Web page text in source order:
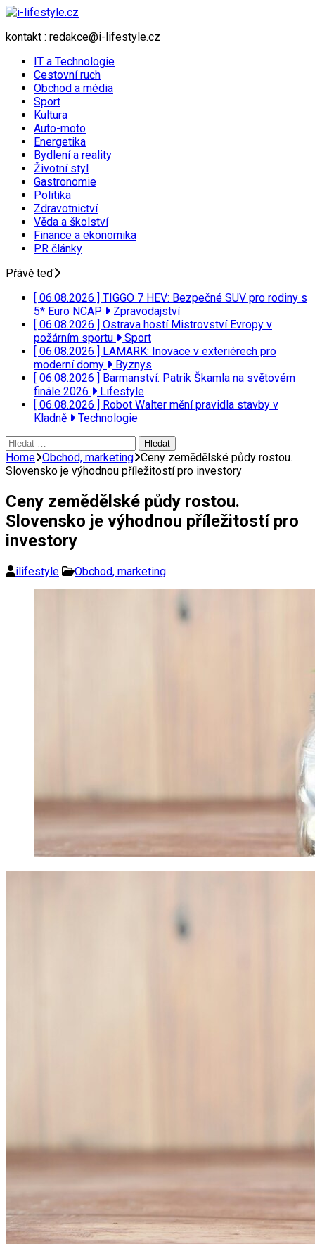
kontakt : redakce@i-lifestyle.cz
IT a Technologie
Cestovní ruch
Obchod a média
Sport
Kultura
Auto-moto
Energetika
Bydlení a reality
Životní styl
Gastronomie
Politika
Zdravotnictví
Věda a školství
Finance a ekonomika
PR články
Přávě teď
[ 06.08.2026 ] TIGGO 7 HEV: Bezpečné SUV pro rodiny s
5* Euro NCAP
Zpravodajství
[ 06.08.2026 ] Ostrava hostí Mistrovství Evropy v
požárním sportu
Sport
[ 06.08.2026 ] LAMARK: Inovace v exteriérech pro
moderní domy
Byznys
[ 06.08.2026 ] Barmanství: Patrik Škamla na světovém
finále 2026
Lifestyle
[ 06.08.2026 ] Robot Walter mění pravidla stavby v
Kladně
Technologie
Vyhledávání
Home Obchod, marketing Ceny zemědělské půdy rostou.
Slovensko je výhodnou příležitostí pro investory
Ceny zemědělské půdy rostou.
Slovensko je výhodnou příležitostí pro
investory
ilifestyle Obchod, marketing